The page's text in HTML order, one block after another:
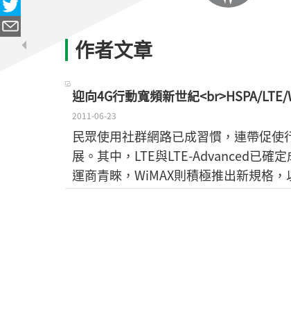
作者文章
迎向4G行動寬頻新世紀<br>HSPA/
2011-06-23
民眾使用社群網路已成習慣，連帶促使
展。其中，LTE與LTE-Advanced已確
運商青睞，WiMAX則積極推出新規格，